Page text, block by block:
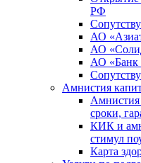
РФ
АО
АО
АО
Амнистия
Амнистия
сроки,
КИК и
стимул
Карта